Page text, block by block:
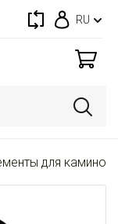
RU
для каминов